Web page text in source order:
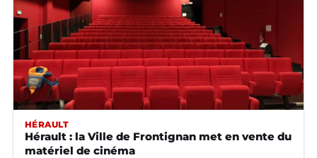
HÉRAULT
Hérault : la Ville de Frontignan met en vente du
matériel de cinéma